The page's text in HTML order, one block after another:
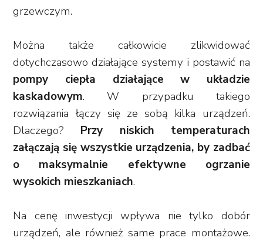
grzewczym.
Można także całkowicie zlikwidować
dotychczasowo działające systemy i postawić na
pompy ciepła działające w układzie
kaskadowym. W przypadku takiego
rozwiązania łączy się ze sobą kilka urządzeń.
Dlaczego? Przy niskich temperaturach
załączają się wszystkie urządzenia, by zadbać
o maksymalnie efektywne ogrzanie
wysokich mieszkaniach.
Na cenę inwestycji wpływa nie tylko dobór
urządzeń, ale również same prace montażowe.